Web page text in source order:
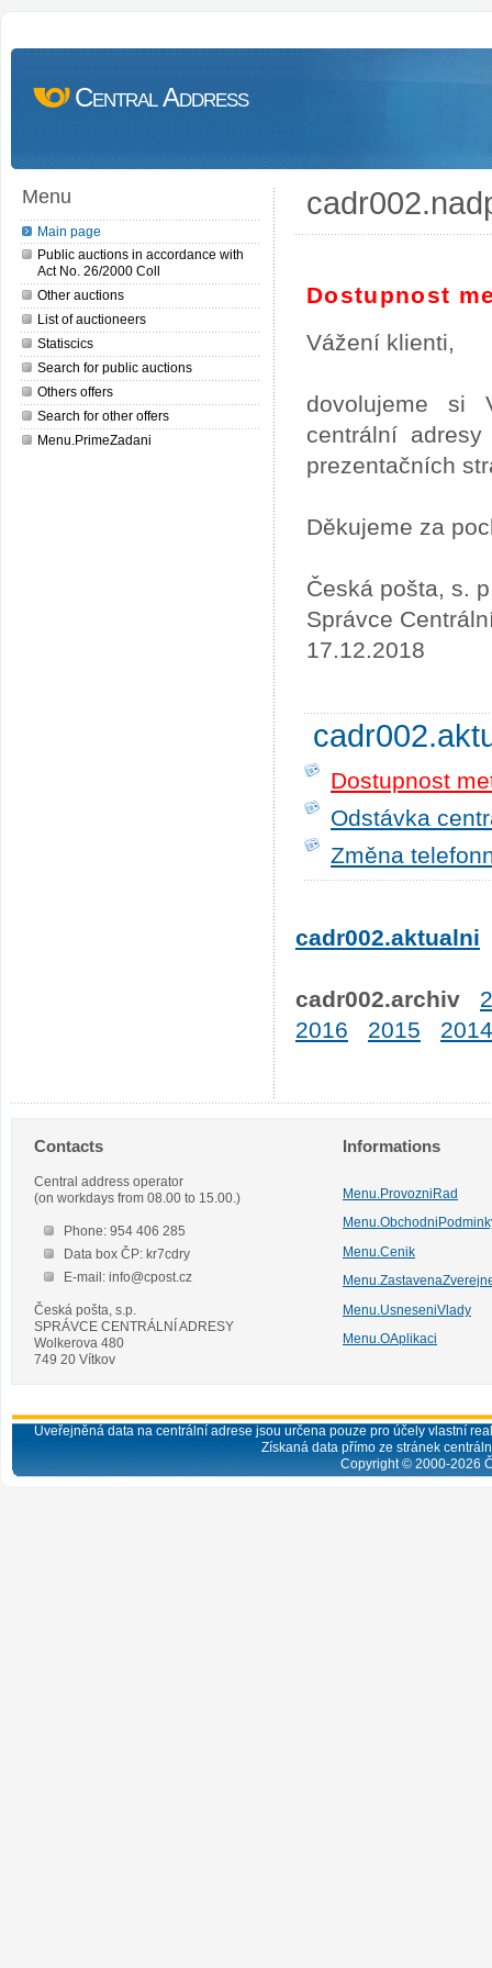
Central Address
Menu
Main page
Public auctions in accordance with
Act No. 26/2000 Coll
Other auctions
List of auctioneers
Statiscics
Search for public auctions
Others offers
Search for other offers
Menu.PrimeZadani
Dostupnost
Vážení klienti,
dovolujeme si
centrální
prezentačních
Děkujeme za
Česká pošta, s.
Správce
17.12.2018
Dostupnost
Odstávka
Změna
cadr002.aktualni
cadr002.archiv
2016
2015 2014
Contacts
Central address operator
(on workdays from 08.00 to 15.00.)
Phone: 954 406 285
Data box ČP: kr7cdry
E-mail: info@cpost.cz
Česká pošta, s.p.
SPRÁVCE CENTRÁLNÍ ADRESY
Wolkerova 480
749 20 Vítkov
Informations
Menu.ProvozniRad
Menu.Cenik
Menu.UsneseniVlady
Menu.OAplikaci
Uveřejněná data na centrální adrese jsou určena pouze pro účely vlastní
Získaná data přímo ze stránek
Copyright © 2000-2026